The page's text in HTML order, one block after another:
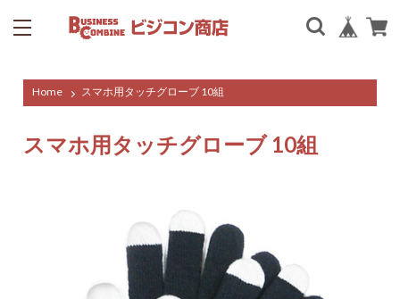
Home スマホ用タッチグローブ 10組
スマホ用タッチグローブ 10組